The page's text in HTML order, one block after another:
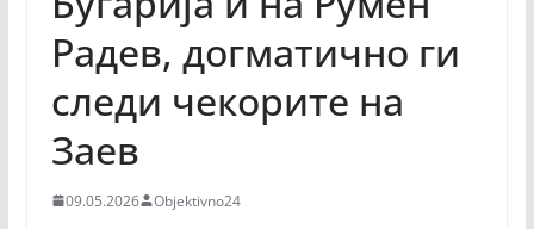
Радев, догматично ги
следи чекорите на
Заев
09.05.2026 Objektivno24